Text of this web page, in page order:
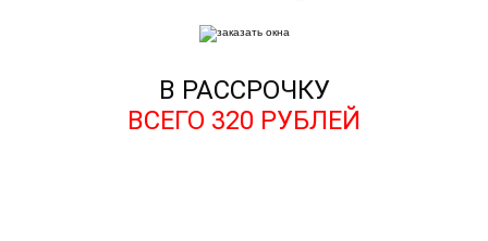
В РАССРОЧКУ
ВСЕГО 320 РУБЛЕЙ